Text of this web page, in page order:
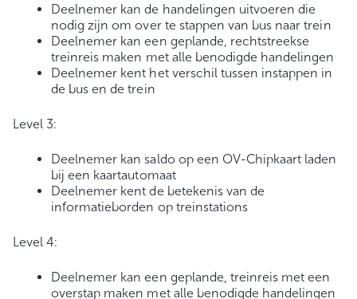
Deelnemer kan de handelingen uitvoeren die
nodig zijn om over te stappen van bus naar trein
Deelnemer kan een geplande, rechtstreekse
treinreis maken met alle benodigde handelingen
Deelnemer kent het verschil tussen instappen in
de bus en de trein
Level 3:
Deelnemer kan saldo op een OV-Chipkaart laden
bij een kaartautomaat
Deelnemer kent de betekenis van de
informatieborden op treinstations
Level 4:
Deelnemer kan een geplande, treinreis met een
overstap maken met alle benodigde handelingen